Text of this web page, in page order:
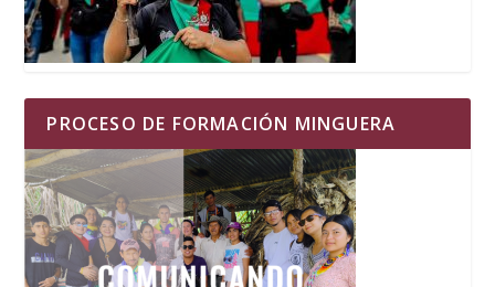
PROCESO DE FORMACIÓN MINGUERA